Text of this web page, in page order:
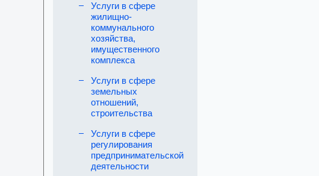
Услуги в сфере
жилищно-
коммунального
хозяйства,
имущественного
комплекса
Услуги в сфере
земельных
отношений,
строительства
Услуги в сфере
регулирования
предпринимательской
деятельности